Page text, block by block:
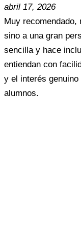
abril 17, 2026
Muy recomendado,
sino a una gran
sencilla y hace
entiendan con
y el interés
alumnos.